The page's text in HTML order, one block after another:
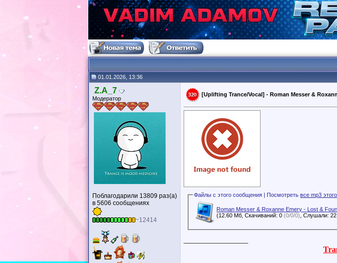
01.01.2026, 13:36
Z.A_7
Модератор
Поблагодарили 13809 раз(а)
в 5606 сообщениях
~12414
[Uplifting Trance/Vocal] - Roman Messer &
Файлы с этого сообщения | Посмотретьвсе mp3
Roman Messer & Roxanne Emery - Lost &
(12.60 Мб, Скачиваний: 0(0/0/0)